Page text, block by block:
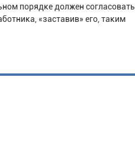
порядке должен согласовать
«заставив» его, таким